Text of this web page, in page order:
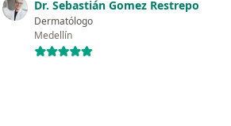
Dr. Sebastián Gomez Restrepo
Dermatólogo
Medellín